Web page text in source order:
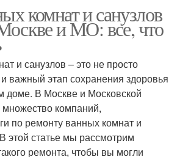
комнат и санузлов
и МО: все, что
и санузлов – это не просто
и важный этап сохранения здоровья
доме. В Москве и Московской
множество компаний,
по ремонту ванных комнат и
этой статье мы рассмотрим
ремонта, чтобы вы могли